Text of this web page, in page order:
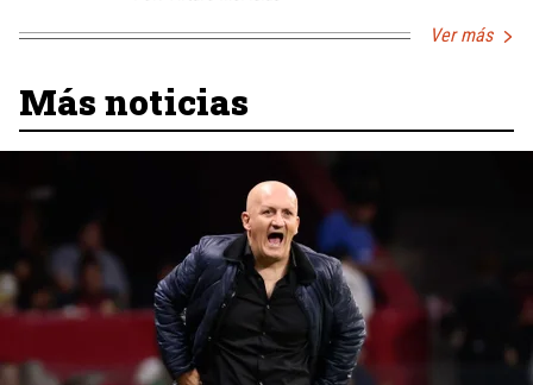
Ver más
Más noticias